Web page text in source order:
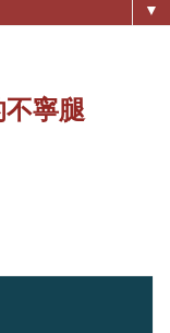
▼
寧腿